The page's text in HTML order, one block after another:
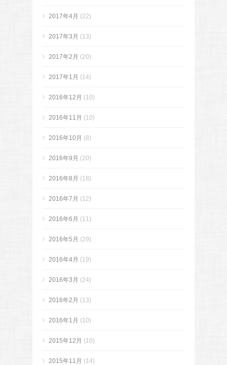
2017年4月 (22)
2017年3月 (13)
2017年2月 (20)
2017年1月 (14)
2016年12月 (10)
2016年11月 (10)
2016年10月 (8)
2016年9月 (20)
2016年8月 (18)
2016年7月 (12)
2016年6月 (11)
2016年5月 (29)
2016年4月 (19)
2016年3月 (24)
2016年2月 (13)
2016年1月 (10)
2015年12月 (10)
2015年11月 (14)